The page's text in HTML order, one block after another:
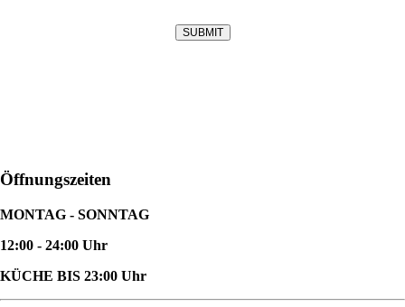
SUBMIT
Öffnungszeiten
MONTAG - SONNTAG
12:00 - 24:00 Uhr
KÜCHE BIS 23:00 Uhr